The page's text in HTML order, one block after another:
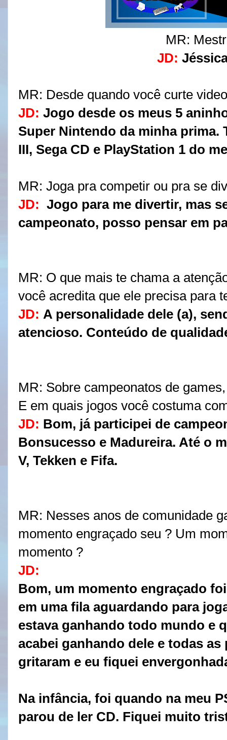
MR:
JD:
MR: Desde quando você curte
JD: Jogo desde os meus 5
Super Nintendo da minha prima.
III, Sega CD e PlayStation 1 do
MR: Joga pra competir ou pra se
JD: Jogo para me divertir, mas
campeonato, posso pensar em
MR: O que mais te chama a
você acredita que ele precisa para
JD: A personalidade dele (a),
atencioso. Conteúdo de
MR: Sobre campeonatos de
E em quais jogos você costuma
JD: Bom, já participei de
Bonsucesso e Madureira. Até o
V, Tekken e Fifa.
MR: Nesses anos de comunidade
momento engraçado seu ? Um
momento ?
JD:
Bom, um momento engraçado
em uma fila aguardando para
estava ganhando todo mundo e
acabei ganhando dele e todas
gritaram e eu fiquei
Na infância, foi quando na meu
parou de ler CD. Fiquei muito